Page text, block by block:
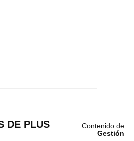
DE PLUS
Contenido de
Gestión